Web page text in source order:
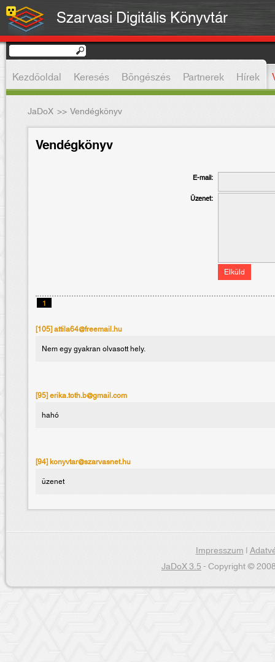
Szarvasi Digitális Könyvtár
Kezdőoldal Keresés Böngészés Partnerek Hírek
JaDoX >>Vendégkönyv
Vendégkönyv
E-mail:
Üzenet:
1
[105] attila64@freemail.hu
Nem egy gyakran olvasott hely.
[95] erika.toth.b@gmail.com
hahó
[94] konyvtar@szarvasnet.hu
üzenet
Impresszum|
JaDoX 3.5- Copyright ©